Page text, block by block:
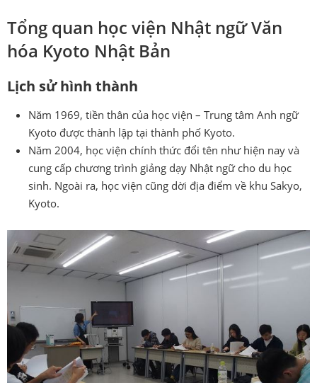
Tổng quan học viện Nhật ngữ Văn
hóa Kyoto Nhật Bản
Lịch sử hình thành
Năm 1969, tiền thân của học viện – Trung tâm Anh ngữ
Kyoto được thành lập tại thành phố Kyoto.
Năm 2004, học viện chính thức đổi tên như hiện nay và
cung cấp chương trình giảng dạy Nhật ngữ cho du học
sinh. Ngoài ra, học viện cũng dời địa điểm về khu Sakyo,
Kyoto.